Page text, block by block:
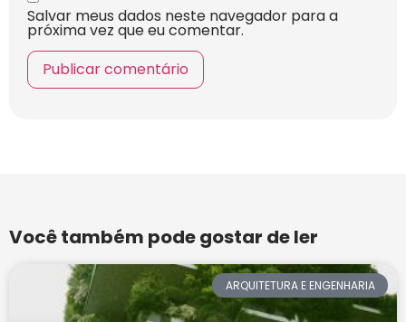
Salvar meus dados neste navegador para a
próxima vez que eu comentar.
Você também pode gostar de ler
ARQUITETURA E ENGENHARIA